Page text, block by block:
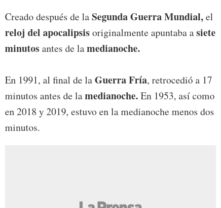
Creado después de laSegunda Guerra Mundial,el
reloj del apocalipsisoriginalmente apuntaba asiete
minutosantes de lamedianoche.
En 1991, al final de laGuerra Fría, retrocedió a 17
minutos antes de lamedianoche. En 1953, así como
en 2018 y 2019, estuvo en la medianoche menos dos
minutos.